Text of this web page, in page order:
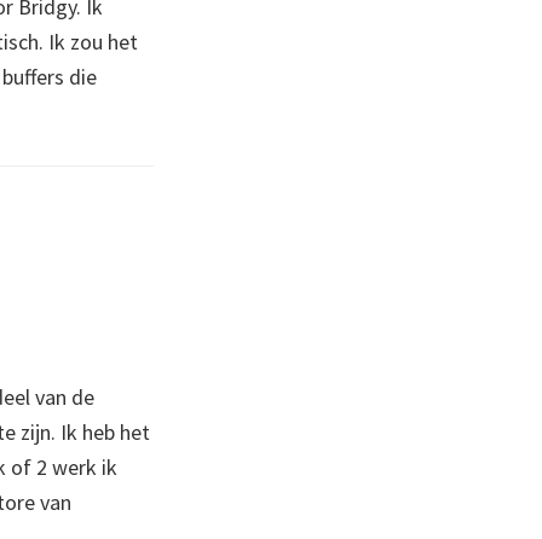
Bridgy. Ik
Ik zou het
die
van de
zijn. Ik heb het
of 2 werk ik
van